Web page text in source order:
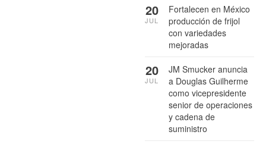
Fortalecen en México
producción de frijol
con variedades
mejoradas
20
JUL
JM Smucker anuncia
a Douglas Guilherme
como vicepresidente
senior de operaciones
y cadena de
suministro
20
JUL